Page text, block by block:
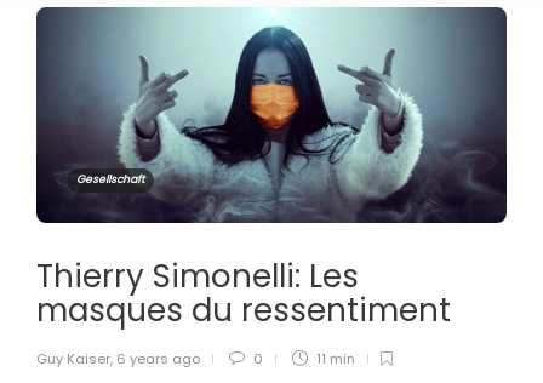
Gesellschaft
Thierry Simonelli: Les
masques du ressentiment
Guy Kaiser, 6 years ago 0 11 min